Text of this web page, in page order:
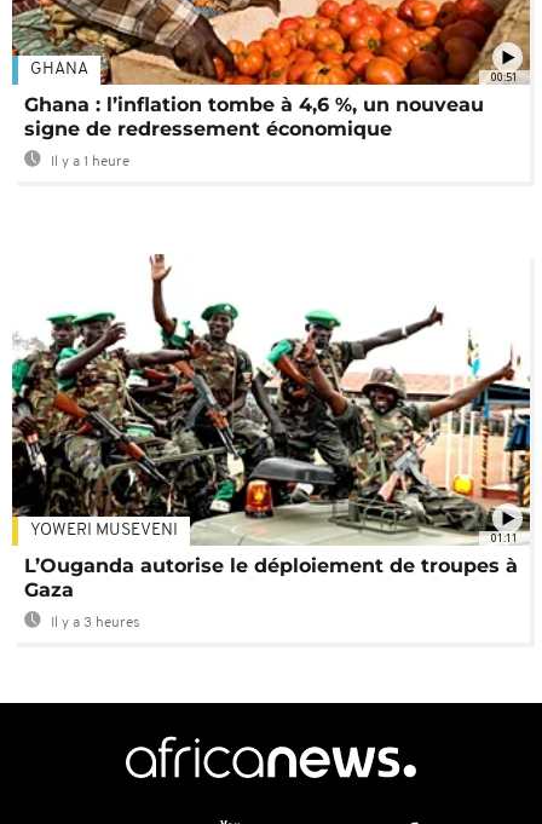
00:51
GHANA
Ghana : l’inflation tombe à 4,6 %, un nouveau
signe de redressement économique
Il y a 1 heure
01:11
YOWERI MUSEVENI
L’Ouganda autorise le déploiement de troupes à
Gaza
Il y a 3 heures